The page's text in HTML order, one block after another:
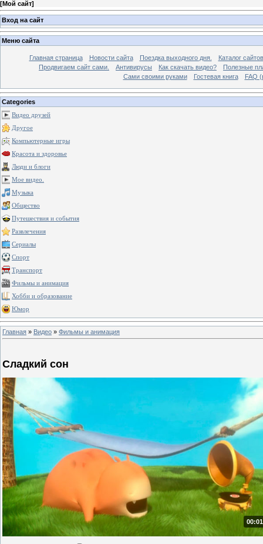
[Мой сайт]
Вход на сайт
Меню сайта
Главная страница Новости сайта Поездка выходного дня.
Каталог сайтов
Продвигаем сайт сами.
Антивирусы Как скачать видео?
Полезные
Сами своими руками
Гостевая книга FAQ
Categories
Видео друзей
Другое
Компьютерные игры
Красота и здоровье
Люди и блоги
Мое видео.
Музыка
Общество
Путешествия и события
Развлечения
Сериалы
Спорт
Транспорт
Фильмы и анимация
Хобби и образование
Юмор
Главная » Видео » Фильмы и анимация
Сладкий сон